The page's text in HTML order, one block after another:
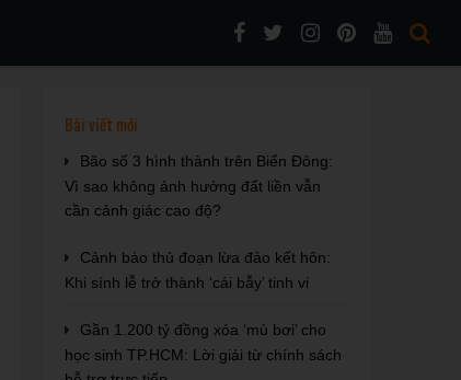
Bài viết mới
Bão số 3 hình thành trên Biển Đông:
Vì sao không ảnh hưởng đất liền vẫn
cần cảnh giác cao độ?
Cảnh báo thủ đoạn lừa đảo kết hôn:
Khi sính lễ trở thành ‘cái bẫy’ tinh vi
Gần 1.200 tỷ đồng xóa ‘mù bơi’ cho
học sinh TP.HCM: Lời giải từ chính sách